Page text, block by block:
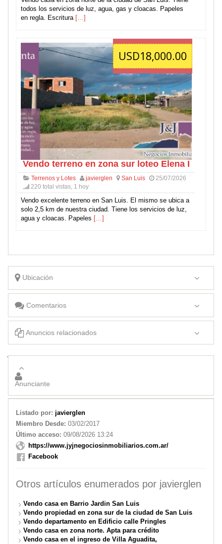
todos los servicios de luz, agua, gas y cloacas. Papeles
en regla. Escritura […]
USD18,000.00
Vendo terreno en zona sur loteo Elena I
Terrenos y Lotes javierglen San Luis
25/07/2026
220 total vistas, 1 hoy
Vendo excelente terreno en San Luis. El mismo se ubica a
solo 2,5 km de nuestra ciudad. Tiene los servicios de luz,
agua y cloacas. Papeles […]
Ubicación
Comentarios
Anuncios relacionados
Vendo casa en Barrio San Luis 32
Anunciante
Listado por: javierglen
Miembro Desde: 03/02/2017
Último acceso: 09/08/2026 13:24
https://www.jyjnegociosinmobiliarios.com.ar/
Facebook
Otros artículos enumerados por javierglen
Vendo casa en Barrio Jardin San Luis
Vendo propiedad en zona sur de la ciudad de San Luis
Vendo departamento en Edificio calle Pringles
Vendo casa en zona norte. Apta para crédito
Vendo casa en el ingreso de Villa Aguadita,